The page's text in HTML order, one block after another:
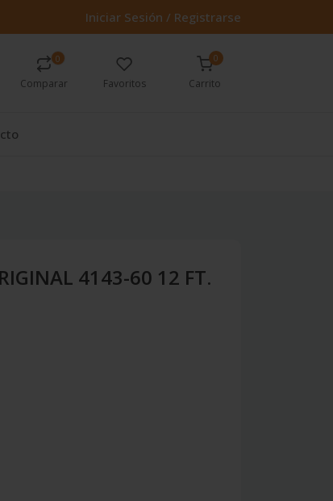
Iniciar Sesión / Registrarse
0
Comparar Favoritos
0
Carrito
4143-60 12 FT.